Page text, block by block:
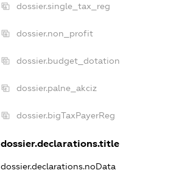
dossier.single_tax_reg
dossier.non_profit
dossier.budget_dotation
dossier.palne_akciz
dossier.bigTaxPayerReg
dossier.declarations.title
dossier.declarations.noData